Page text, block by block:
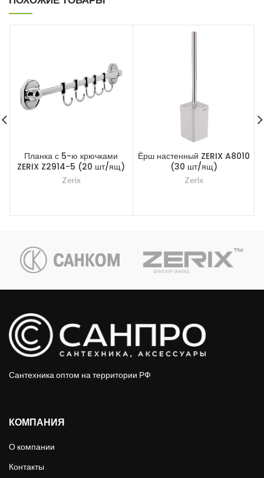
Планка с 5-ю крючками
ZERIX Z2914-5 (20 шт/ящ)
Zerix
Ёрш настенный ZERIX A8010
(30 шт/ящ)
Zerix
Сантехника оптом на территории РФ
КОМПАНИЯ
О компании
Контакты